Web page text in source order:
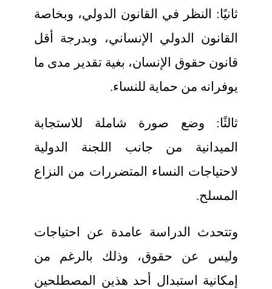
ثانيًا: النظر في القانون الدولي، وبخاصة
القانون الدولي الإنساني، وبدرجة أقل
قانون حقوق الإنسان، بغية تقدير مدى ما
يوفرانه من حماية للنساء.
ثالثًا: وضع صورة شاملة للاستجابة
الميدانية من جانب اللجنة الدولية
لاحتياجات النساء المتضررات من النزاع
المسلح.
وتتحدث الدراسة عامدة عن احتياجات
وليس عن حقوق، وذلك بالرغم من
إمكانية استبدال أحد هذين المصطلحين